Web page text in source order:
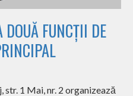
DOUĂ FUNCȚII DE
str. 1 Mai, nr. 2 organizează